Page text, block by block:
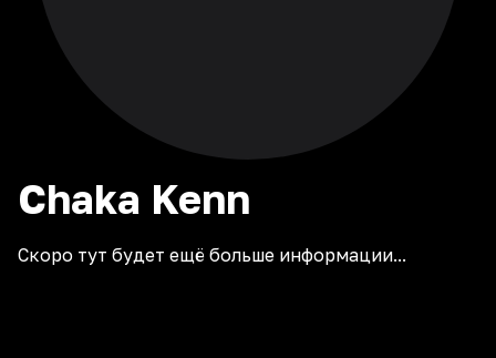
Chaka Kenn
Скоро тут будет ещё больше информации...